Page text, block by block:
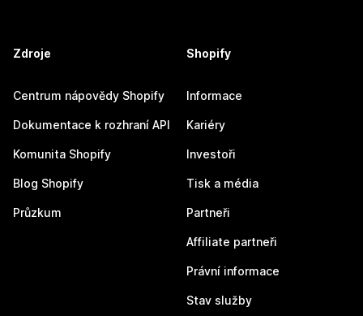
Zdroje
Centrum nápovědy Shopify
Dokumentace k rozhraní API
Komunita Shopify
Blog Shopify
Průzkum
Shopify
Informace
Kariéry
Investoři
Tisk a média
Partneři
Affiliate partneři
Právní informace
Stav služby